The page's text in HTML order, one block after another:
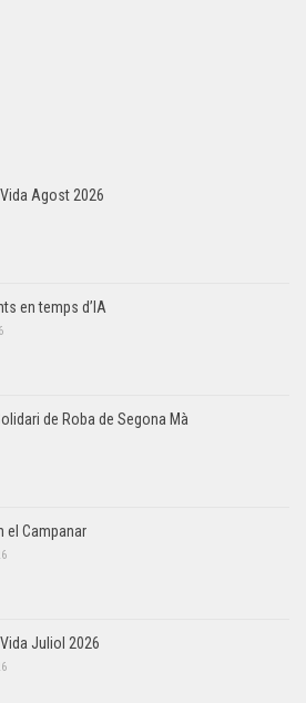
Agost 2026
en temps d’IA
de Roba de Segona Mà
el Campanar
Juliol 2026